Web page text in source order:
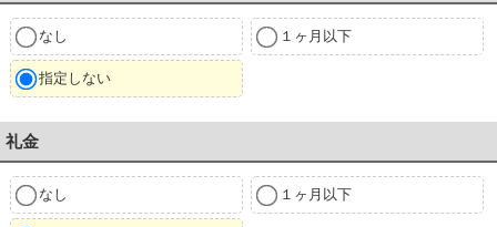
なし １ヶ月以下
指定しない
礼金
なし １ヶ月以下